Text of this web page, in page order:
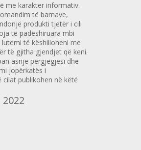
me karakter informativ.
të barnave,
produkti tjetër i cili
të padëshiruara mbi
lutemi të këshilloheni me
të gjitha gjendjet që keni.
asnjë përgjegjësi dhe
jopërkatës i
publikohen në këtë